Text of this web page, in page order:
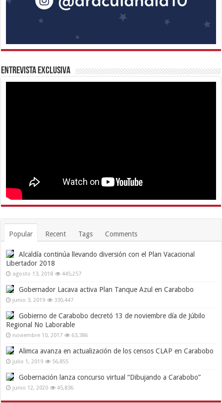
Entrevista Exclusiva
Popular Recent Tags Comments
Alcaldía continúa llevando diversión con el Plan Vacacional
Libertador 2018
agosto 13, 2018 445,257
Gobernador Lacava activa Plan Tanque Azul en Carabobo
junio 3, 2019 330,447
Gobierno de Carabobo decretó 13 de noviembre día de Júbilo
Regional No Laborable
noviembre 10, 2017 63,386
Alimca avanza en actualización de los censos CLAP en Carabobo
julio 1, 2019 56,855
Gobernación lanza concurso virtual “Dibujando a Carabobo”
junio 12, 2020 45,836